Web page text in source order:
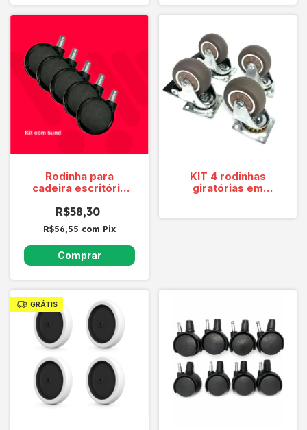
Rodinha para
cadeira escritório
5 peças)
R$58,30
R$56,55 com Pix
KIT 4 rodinhas
giratórias em
GRÁTIS